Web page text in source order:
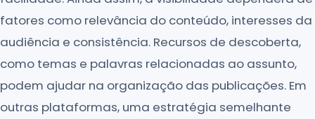
fatores como relevância do conteúdo, interesses da
audiência e consistência. Recursos de descoberta,
como temas e palavras relacionadas ao assunto,
podem ajudar na organização das publicações. Em
outras plataformas, uma estratégia semelhante